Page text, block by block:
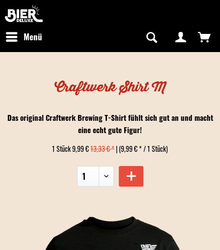
Kostenfreier Versand in Deutschland
Menü
Craftwerk Shirt M
Das original Craftwerk Brewing T-Shirt fühlt sich gut an und macht
eine echt gute Figur!
1 Stück 9,99 €13,33 € *| (9,99 € * / 1 Stück)